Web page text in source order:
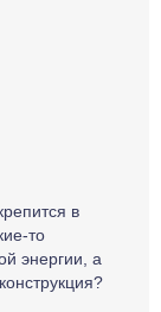
в
то
энергии, а